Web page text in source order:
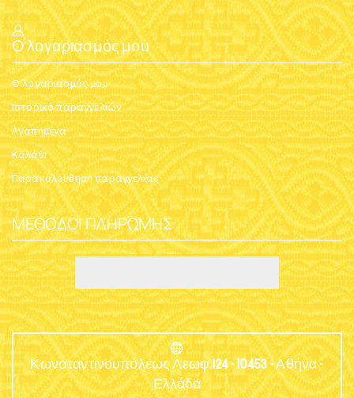
Ο λογαριασμός μου
Ο λογαριασμός μου
Ιστορικό παραγγελιών
Αγαπημένα
Καλάθι
Παρακολούθηση παραγγελίας
ΜΈΘΟΔΟΙ ΠΛΗΡΩΜΉΣ
Κωνσταντινουπόλεως Λεωφ.124 - 10453 - Αθήνα -
Ελλάδα